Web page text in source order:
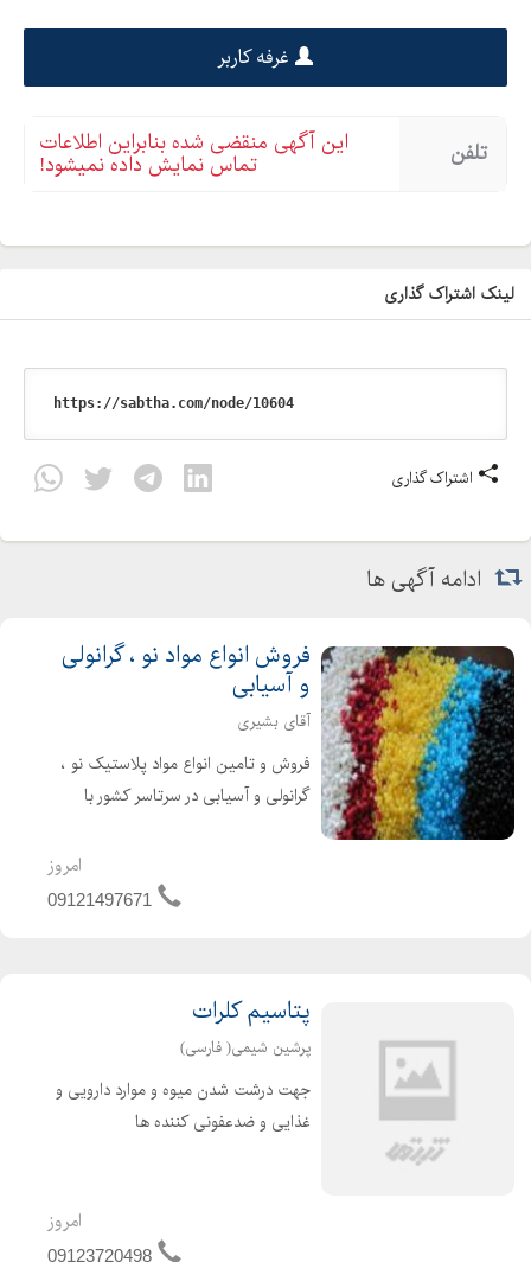
غرفه کاربر
تلفن این آگهی منقضی شده بنابراین اطلاعات
تماس نمایش داده نمیشود!
لینک اشتراک گذاری
اشتراک گذاری
ادامه آگهی ها
فروش انواع مواد نو ، گرانولی
و آسیابی
آقای بشیری
فروش و تامین انواع مواد پلاستیک نو ،
گرانولی و آسیابی در سرتاسر کشور با
فعالیتهای ماست. جهت خرید انواع مواد
پلاستیک نو ، گرانولی و آسیابی کافیست
امروز
09121497671
پتاسیم کلرات
پرشین شیمی( فارسی)
جهت درشت شدن میوه و موارد دارویی و
غذایی و ضدعفونی کننده ها
امروز
09123720498